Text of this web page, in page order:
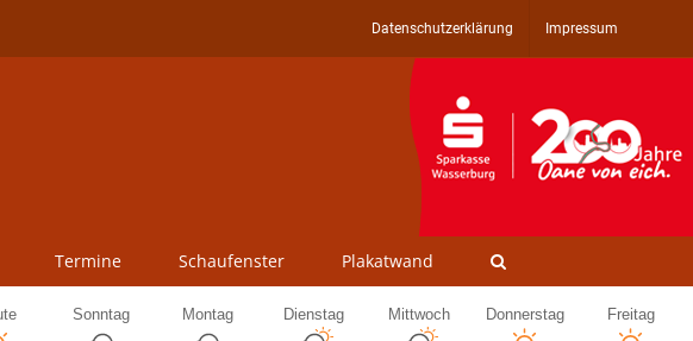
Datenschutzerklärung Impressum
Termine Schaufenster Plakatwand